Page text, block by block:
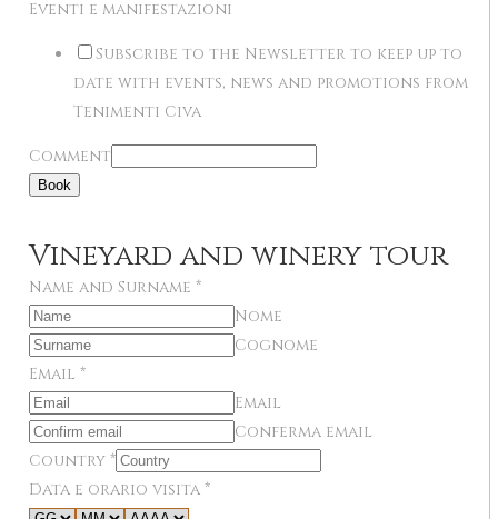
Eventi e manifestazioni
Subscribe to the Newsletter to keep up to
date with events, news and promotions from
Tenimenti Civa
Comment
Book
Vineyard and winery tour
Name and Surname *
Nome
Cognome
Email *
Email
Conferma email
Country *
Data e orario visita *